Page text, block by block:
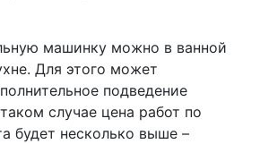
машинку можно в ванной
Для этого может
подведение
случае цена работ по
будет несколько выше –